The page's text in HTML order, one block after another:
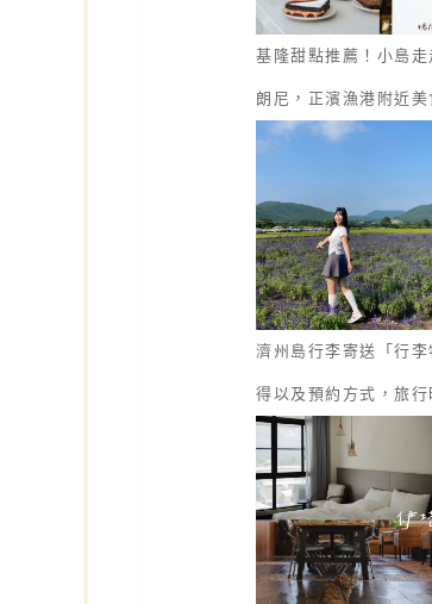
基隆甜點推薦！小島
朗尼，正濱漁港附近美
濟州島行李寄送「行
得以及預約方式，旅行